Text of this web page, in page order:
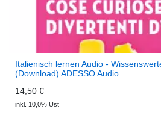
Italienisch lernen Audio -
(Download) ADESSO Audio
14,50 €
inkl. 10,0% Ust